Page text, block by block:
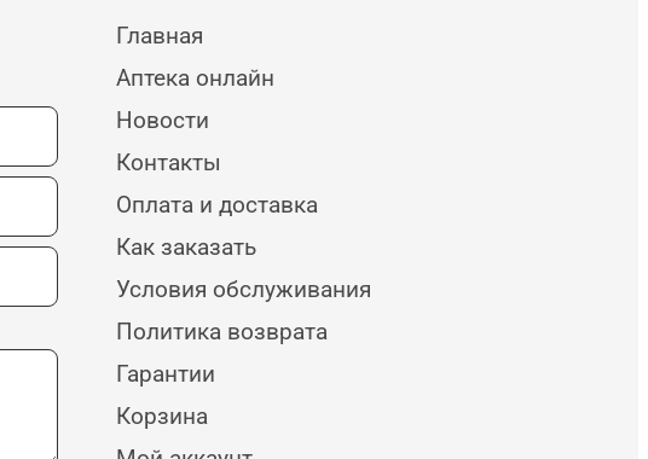
Главная
Аптека онлайн
Новости
Контакты
Оплата и доставка
Как заказать
Условия обслуживания
Политика возврата
Гарантии
Корзина